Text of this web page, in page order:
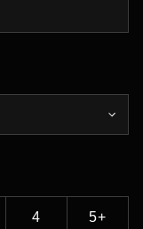
4 5+